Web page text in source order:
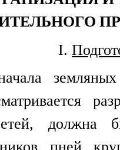
I.
должна